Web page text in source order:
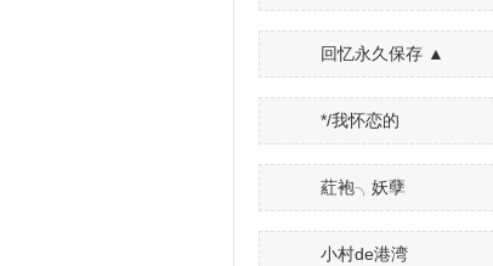
回忆永久保存 ▲
*/我怀恋的
葒袍╮妖孽
小村de港湾